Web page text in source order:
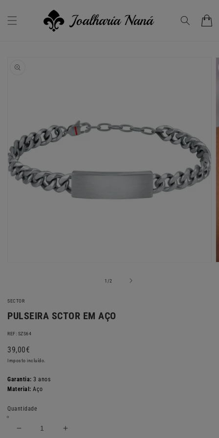
conteúdo
Carrinho
informação
modal
1 /
de2
SECTOR
PULSEIRA SCTOR EM AÇO
REF: SZS64
Preço
normal
39,00€
Imposto incluído.
Garantia: 3 anos
Material: Aço
Quantidade
Diminuir
Aumentar